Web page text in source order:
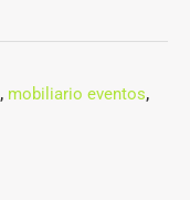
, mobiliario eventos,